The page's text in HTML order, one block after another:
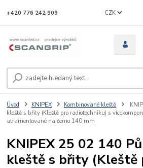
CZK
+420 776 242 909
Úvod KNIPEX Kombinované kleště
kleště s břity (Kleště pro radiotechniku) s
atramentované na černo 140 mm
KNIPEX 25 02 140
kleště s břity (Kleště